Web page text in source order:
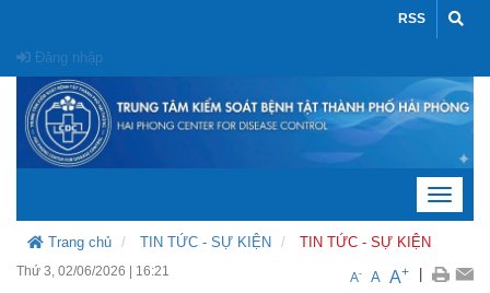
RSS
Đăng nhập
Toggle
Trang chủ
TIN TỨC - SỰ KIỆN TIN TỨC - SỰ KIỆN
Thứ 3, 02/06/2026 | 16:21 A- A A+ |